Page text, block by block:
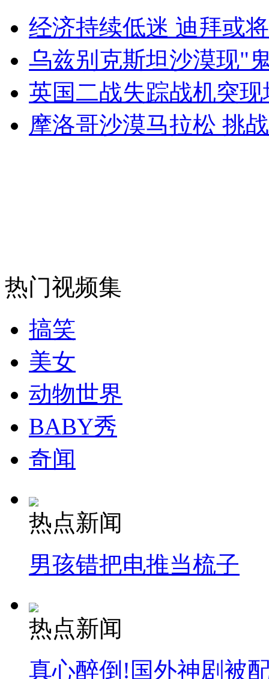
消防员救轻生者 花炮节热闹非凡 减压"枕头大战"
纽约上演“枕头大战”
司机酒驾遇交警 急速倒车逃窜
经济持续低迷 迪拜或
乌兹别克斯坦沙漠现"
英国二战失踪战机突
摩洛哥沙漠马拉松 挑
热门视频集
搞笑
美女
动物世界
BABY秀
奇闻
热点新闻
男孩错把电推当梳子
热点新闻
真心醉倒!国外神剧被